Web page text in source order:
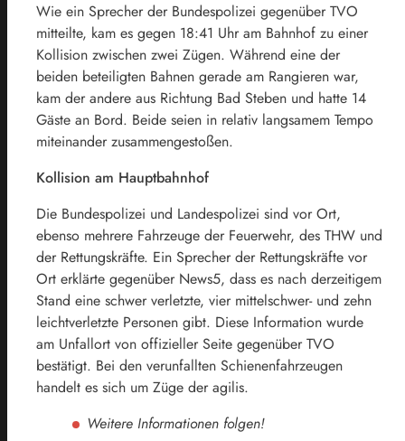
Wie ein Sprecher der Bundespolizei gegenüber TVO
mitteilte, kam es gegen 18:41 Uhr am Bahnhof zu einer
Kollision zwischen zwei Zügen. Während eine der
beiden beteiligten Bahnen gerade am Rangieren war,
kam der andere aus Richtung Bad Steben und hatte 14
Gäste an Bord. Beide seien in relativ langsamem Tempo
miteinander zusammengestoßen.
Kollision am Hauptbahnhof
Die Bundespolizei und Landespolizei sind vor Ort,
ebenso mehrere Fahrzeuge der Feuerwehr, des THW und
der Rettungskräfte. Ein Sprecher der Rettungskräfte vor
Ort erklärte gegenüber News5, dass es nach derzeitigem
Stand eine schwer verletzte, vier mittelschwer- und zehn
leichtverletzte Personen gibt. Diese Information wurde
am Unfallort von offizieller Seite gegenüber TVO
bestätigt. Bei den verunfallten Schienenfahrzeugen
handelt es sich um Züge der agilis.
Weitere Informationen folgen!